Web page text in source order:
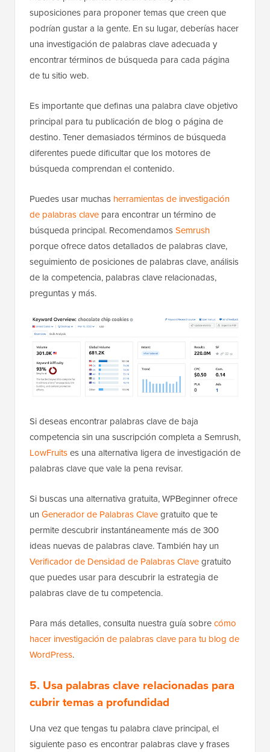
suposiciones para proponer temas que creen que
podrían gustar a la gente. En su lugar, deberías hacer
una investigación de palabras clave adecuada y
encontrar términos de búsqueda para cada página
de tu sitio web.
Es importante que definas una palabra clave objetivo
principal para tu publicación de blog o página de
destino. Tener demasiados términos de búsqueda
diferentes puede dificultar que los motores de
búsqueda comprendan el contenido.
Puedes usar muchas herramientas de investigación
de palabras clave para encontrar un término de
búsqueda principal. RecomendamosSemrush
porque ofrece datos detallados de palabras clave,
seguimiento de posiciones de palabras clave, análisis
de la competencia, palabras clave relacionadas,
preguntas y más.
Si deseas encontrar palabras clave de baja
competencia sin una suscripción completa a Semrush,
LowFruitses una alternativa ligera de investigación de
palabras clave que vale la pena revisar.
Si buscas una alternativa gratuita, WPBeginner ofrece
un Generador de Palabras Clavegratuito que te
permite descubrir instantáneamente más de 300
ideas nuevas de palabras clave. También hay un
Verificador de Densidad de Palabras Clavegratuito
que puedes usar para descubrir la estrategia de
palabras clave de tu competencia.
Para más detalles, consulta nuestra guía sobrecómo
hacer investigación de palabras clave para tu blog de
WordPress.
5. Usa palabras clave relacionadas para
cubrir temas a profundidad
Una vez que tengas tu palabra clave principal, el
siguiente paso es encontrar palabras clave y frases